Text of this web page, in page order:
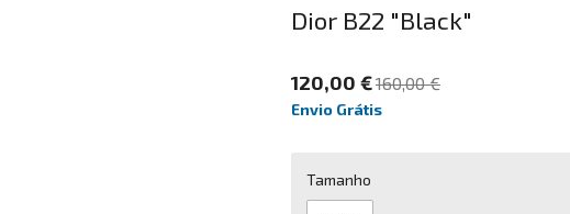
Dior B22 "Black"
120,00 €160,00 €
Envio Grátis
Tamanho